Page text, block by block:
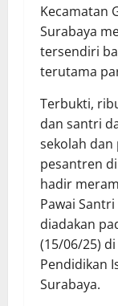
Kecamatan
Surabaya
tersendiri
terutama
Terbukti,
dan santri
sekolah
pesantren
hadir
Pawai
diadakan
(15/06/25) di
Pendidikan
Surabaya.